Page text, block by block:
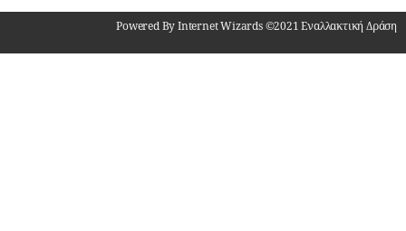
Powered By Internet Wizards ©2021 Εναλλακτική Δράση